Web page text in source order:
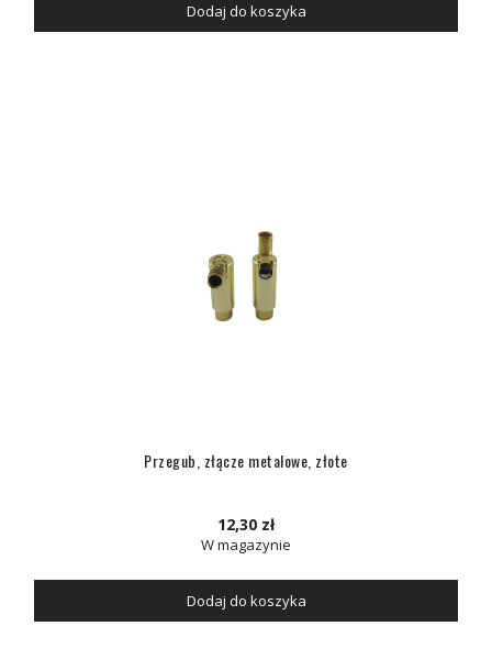
Dodaj do koszyka
Przegub, złącze metalowe, złote
12,30 zł
W magazynie
Dodaj do koszyka